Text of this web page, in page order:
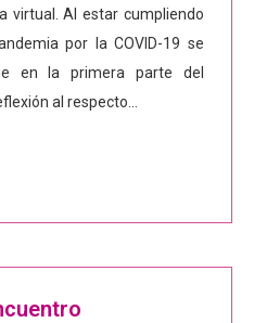
virtual. Al estar cumpliendo
por la COVID-19 se
en la primera parte del
al respecto…